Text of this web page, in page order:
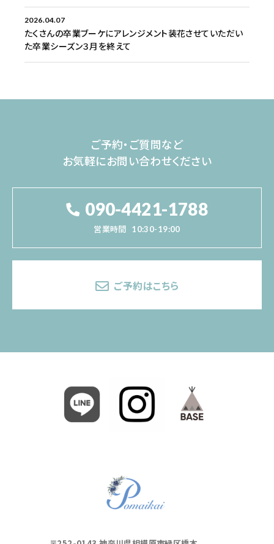
2026.04.07
たくさんの卒業ブーケにアレンジメント装花させていただい
た卒業シーズン３月を終えて
ご予約・ご質問など
お気軽にお問い合わせください
090-4421-1788
営業時間 10:30-19:00
ご予約はこちら